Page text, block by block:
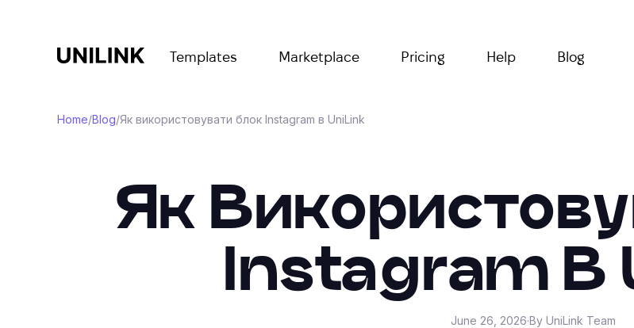
Templates Marketplace Pricing Help Blog
Home/Blog/Як використовувати блок Instagram в UniLink
Як
Instagram В
June 26, 2026·By UniLink Team